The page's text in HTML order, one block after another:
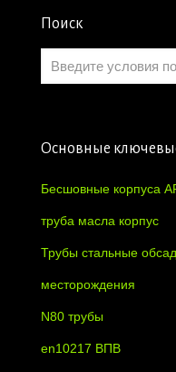
Поиск
Основные
Бесшовные корпуса
труба масла корпус
Трубы стальные
месторождения
N80 трубы
en10217 ВПВ